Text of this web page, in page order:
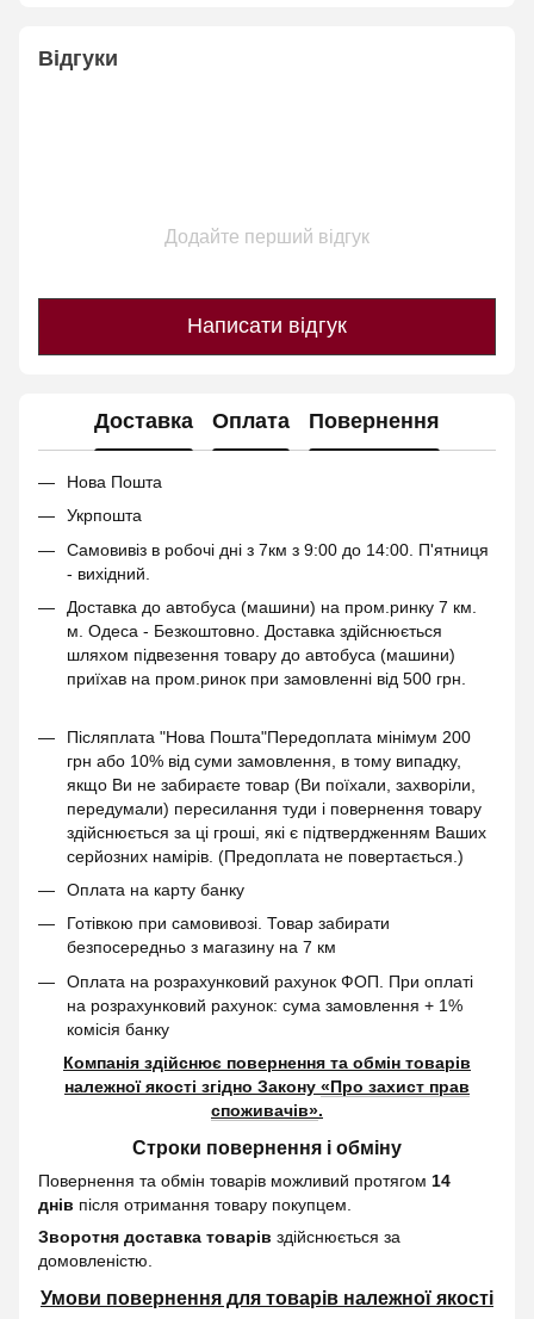
Відгуки
Додайте перший відгук
Написати відгук
Доставка Оплата Повернення
Нова Пошта
Укрпошта
Самовивіз в робочі дні з 7км з 9:00 до 14:00. П'ятниця
- вихідний.
Доставка до автобуса (машини) на пром.ринку 7 км.
м. Одеса - Безкоштовно. Доставка здійснюється
шляхом підвезення товару до автобуса (машини)
приїхав на пром.ринок при замовленні від 500 грн.
Післяплата "Нова Пошта"Передоплата мінімум 200
грн або 10% від суми замовлення, в тому випадку,
якщо Ви не забираєте товар (Ви поїхали, захворіли,
передумали) пересилання туди і повернення товару
здійснюється за ці гроші, які є підтвердженням Ваших
серйозних намірів. (Предоплата не повертається.)
Оплата на карту банку
Готівкою при самовивозі. Товар забирати
безпосередньо з магазину на 7 км
Оплата на розрахунковий рахунок ФОП. При оплаті
на розрахунковий рахунок: сума замовлення + 1%
комісія банку
Компанія здійснює повернення та обмін товарів
належної якості згідно Закону «Про захист прав
споживачів».
Строки повернення і обміну
Повернення та обмін товарів можливий протягом 14
днів після отримання товару покупцем.
Зворотня доставка товарів здійснюється за
домовленістю.
Умови повернення для товарів належної якості